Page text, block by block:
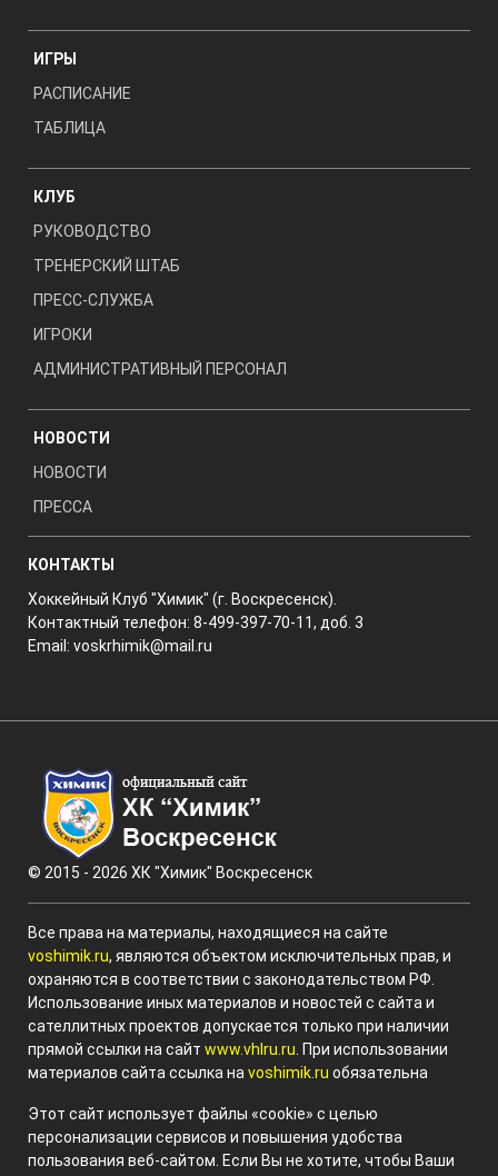
ИГРЫ
РАСПИСАНИЕ
ТАБЛИЦА
КЛУБ
РУКОВОДСТВО
ТРЕНЕРСКИЙ ШТАБ
ПРЕСС-СЛУЖБА
ИГРОКИ
АДМИНИСТРАТИВНЫЙ ПЕРСОНАЛ
НОВОСТИ
НОВОСТИ
ПРЕССА
КОНТАКТЫ
Хоккейный Клуб "Химик" (г. Воскресенск).
Контактный телефон: 8-499-397-70-11, доб. 3
Email: voskrhimik@mail.ru
© 2015 - 2026 ХК "Химик" Воскресенск
Все права на материалы, находящиеся на сайте
voshimik.ru, являются объектом исключительных прав, и
охраняются в соответствии с законодательством РФ.
Использование иных материалов и новостей с сайта и
сателлитных проектов допускается только при наличии
прямой ссылки на сайт www.vhlru.ru . При использовании
материалов сайта ссылка на voshimik.ru обязательна
Этот сайт использует файлы «cookie» с целью
персонализации сервисов и повышения удобства
пользования веб-сайтом. Если Вы не хотите, чтобы Ваши